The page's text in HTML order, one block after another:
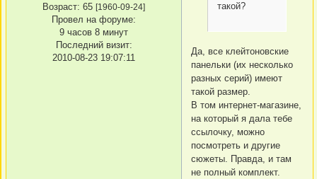
Возраст: 65 [1960-09-24]
Провел на форуме:
9 часов 8 минут
Последний визит:
2010-08-23 19:07:11
такой?
Да, все клейтоновские
панельки (их несколько
разных серий) имеют
такой размер.
В том интернет-магазине,
на который я дала тебе
ссылочку, можно
посмотреть и другие
сюжеты. Правда, и там
не полный комплект.